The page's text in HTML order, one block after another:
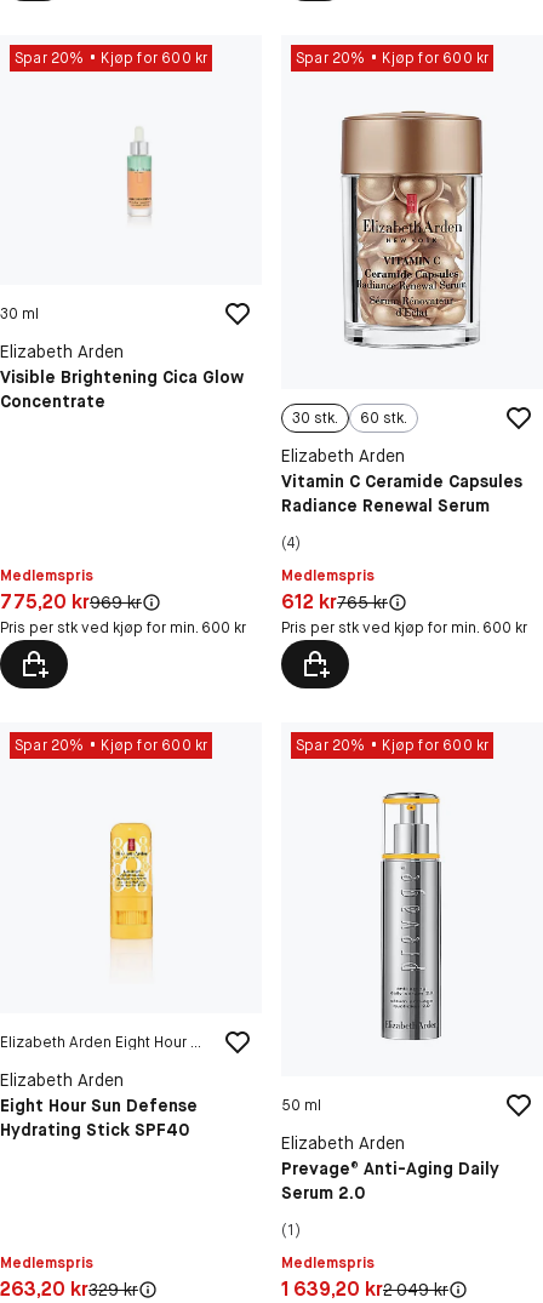
Spar 20% Kjøp for 600 kr
30 ml
Elizabeth Arden
Visible Brightening Cica Glow
Concentrate
Medlemspris
Pris: 775,20 kr
775,20 krOriginal pris:
969 kr
Pris per stk ved kjøp for min. 600 kr
Spar 20% Kjøp for 600 kr
30 stk. 60 stk.
Elizabeth Arden
Vitamin C Ceramide Capsules
Radiance Renewal Serum
(4)
Medlemspris
Pris: 612 kr
612 krOriginal pris:
765 kr
Pris per stk ved kjøp for min. 600 kr
Spar 20% Kjøp for 600 kr
Elizabeth Arden Eight Hour Sun Defense Hydrating Stick SPF40
Elizabeth Arden
Eight Hour Sun Defense
Hydrating Stick SPF40
Medlemspris
Pris: 263,20 kr
263,20 krOriginal pris:
329 kr
Spar 20% Kjøp for 600 kr
50 ml
Elizabeth Arden
Prevage® Anti-Aging Daily
Serum 2.0
(1)
Medlemspris
Pris: 1 639,20 kr
1 639,20 krOriginal pris:
2 049 kr